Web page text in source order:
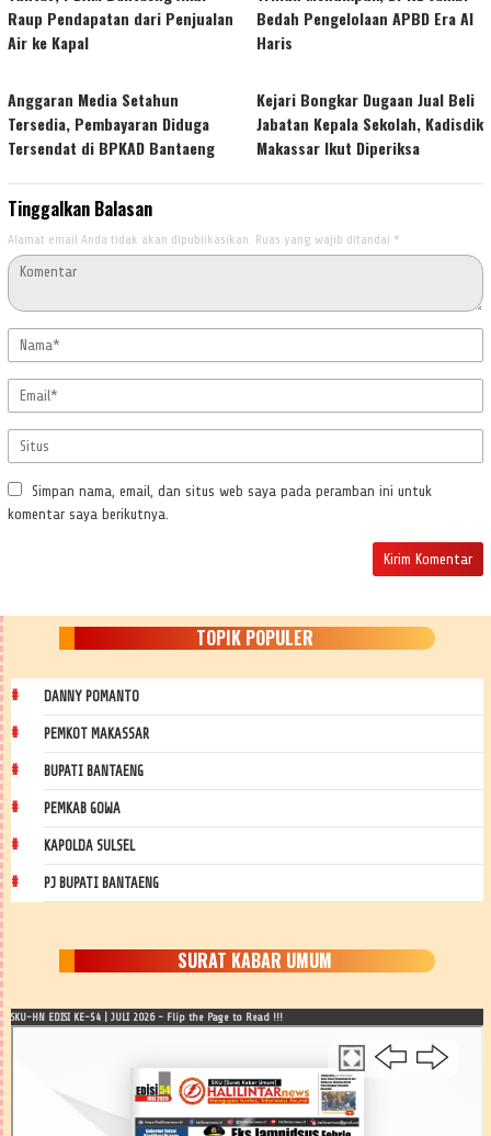
Raup Pendapatan dari Penjualan
Air ke Kapal
Bedah Pengelolaan APBD Era Al
Haris
Anggaran Media Setahun
Tersedia, Pembayaran Diduga
Tersendat di BPKAD Bantaeng
Kejari Bongkar Dugaan Jual Beli
Jabatan Kepala Sekolah, Kadisdik
Makassar Ikut Diperiksa
Tinggalkan Balasan
Alamat email Anda tidak akan dipublikasikan. Ruas yang wajib ditandai *
Simpan nama, email, dan situs web saya pada peramban ini untuk
komentar saya berikutnya.
TOPIK POPULER
DANNY POMANTO
PEMKOT MAKASSAR
BUPATI BANTAENG
PEMKAB GOWA
KAPOLDA SULSEL
PJ BUPATI BANTAENG
SURAT KABAR UMUM
SKU-HN EDISI KE-54 | JULI 2026 - Flip the Page to Read !!!